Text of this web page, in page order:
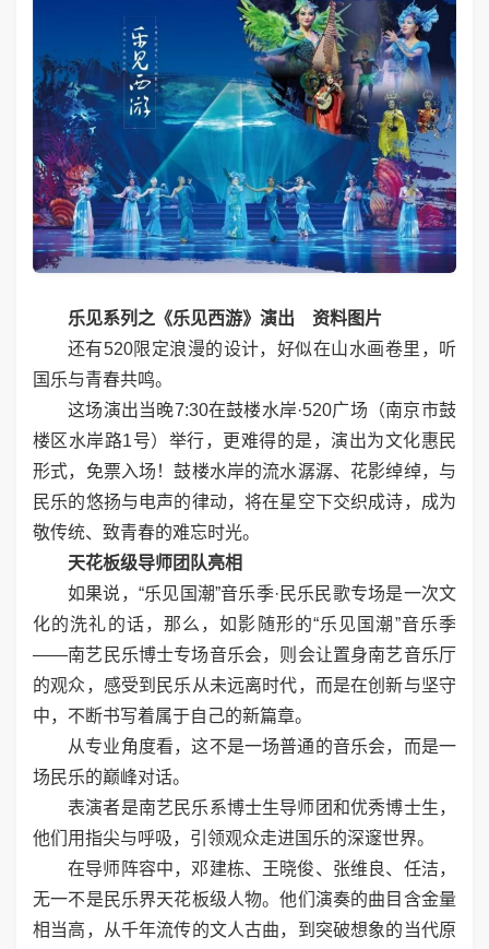
乐见系列之《乐见西游》演出
资料图片
还有520限定浪漫的设计，好似在山水画卷里，听
国乐与青春共鸣。
这场演出当晚7:30在鼓楼水岸·520广场（南京市鼓
楼区水岸路1号）举行，更难得的是，演出为文化惠民
形式，免票入场！鼓楼水岸的流水潺潺、花影绰绰，与
民乐的悠扬与电声的律动，将在星空下交织成诗，成为
敬传统、致青春的难忘时光。
天花板级导师团队亮相
如果说，“乐见国潮”音乐季·民乐民歌专场是一次文
化的洗礼的话，那么，如影随形的“乐见国潮”音乐季
——南艺民乐博士专场音乐会，则会让置身南艺音乐厅
的观众，感受到民乐从未远离时代，而是在创新与坚守
中，不断书写着属于自己的新篇章。
从专业角度看，这不是一场普通的音乐会，而是一
场民乐的巅峰对话。
表演者是南艺民乐系博士生导师团和优秀博士生，
他们用指尖与呼吸，引领观众走进国乐的深邃世界。
在导师阵容中，邓建栋、王晓俊、张维良、任洁，
无一不是民乐界天花板级人物。他们演奏的曲目含金量
相当高，从千年流传的文人古曲，到突破想象的当代原